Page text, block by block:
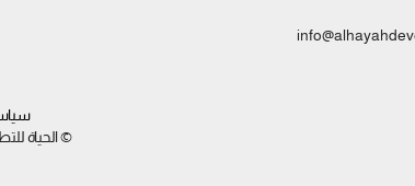
© الحياة